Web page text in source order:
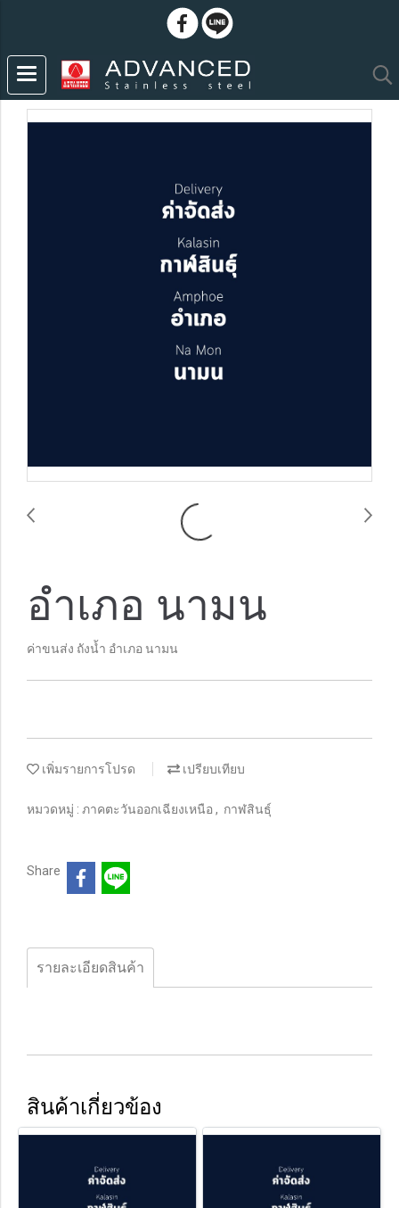
อำเภอ นามน
ค่าขนส่ง ถังน้ำ อำเภอ นามน
เพิ่มรายการโปรด เปรียบเทียบ
หมวดหมู่ : ภาคตะวันออกเฉียงเหนือ , กาฬสินธุ์
Share
รายละเอียดสินค้า
สินค้าเกี่ยวข้อง